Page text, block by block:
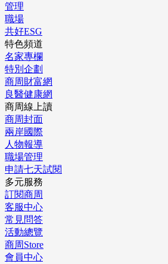
管理
職場
共好ESG
特色頻道
名家專欄
特別企劃
商周財富網
良醫健康網
商周線上讀
商周封面
兩岸國際
人物報導
職場管理
申請七天試閱
多元服務
訂閱商周
客服中心
常見問答
活動總覽
商周Store
會員中心